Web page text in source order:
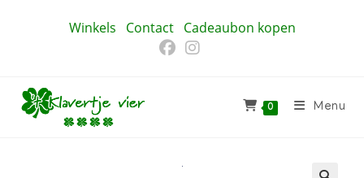
Winkels Contact Cadeaubon kopen
0 Menu